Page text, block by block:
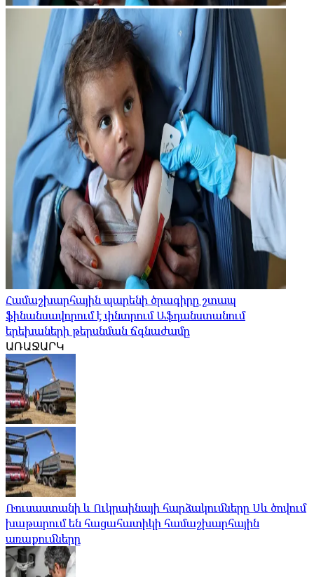
Համաշխարհային պարենի ծրագիրը շտապ
ֆինանսավորում է փնտրում Աֆղանստանում
երեխաների թերսնման ճգնաժամը
ԱՌԱՋԱՐԿ
Ռուսաստանի և Ուկրաինայի հարձակումները Սև ծովում
խաթարում են հացահատիկի համաշխարհային
առաքումները